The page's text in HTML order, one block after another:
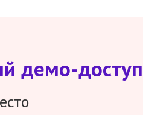
демо-доступ